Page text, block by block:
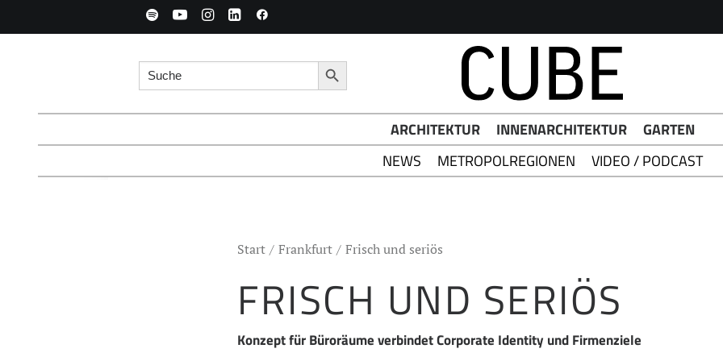
Search for: Search Button
ARCHITEKTUR INNENARCHITEKTUR
GARTEN
NEWS
METROPOLREGIONEN VIDEO / PODCAST
Start Frankfurt Frisch und seriös
FRISCH UND SERIÖS
Konzept für Büroräume verbindet Corporate Identity und Firmenziele